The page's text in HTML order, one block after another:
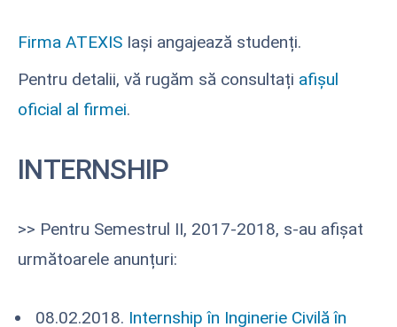
Firma ATEXIS Iași angajează studenți.
Pentru detalii, vă rugăm să consultați afișul
oficial al firmei.
INTERNSHIP
>> Pentru Semestrul II, 2017-2018, s-au afișat
următoarele anunțuri:
08.02.2018. Internship în Inginerie Civilă în